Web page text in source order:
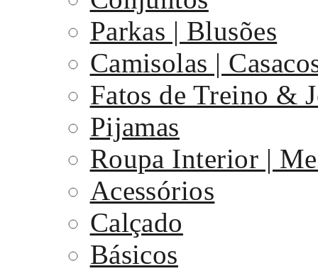
Parkas | Blusões
Camisolas |
Fatos de Treino &
Pijamas
Roupa Interior |
Acessórios
Calçado
Básicos